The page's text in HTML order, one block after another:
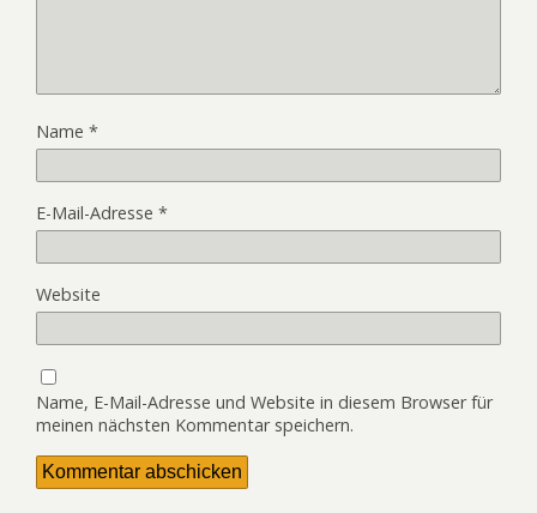
Name *
E-Mail-Adresse *
Website
Name, E-Mail-Adresse und Website in diesem Browser für
meinen nächsten Kommentar speichern.